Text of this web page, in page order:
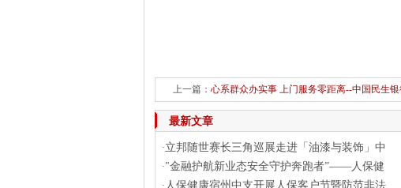
上一篇： 心系群众办实事 上门服务零距离--中国民生
下一篇：
最新文章
·立邦随世赛长三角巡展走进「油漆与装饰」中
·"金融护航新业态安全守护奔跑者”——人保健
· 人保健康宿州中支开展人保客户节暨防范非法